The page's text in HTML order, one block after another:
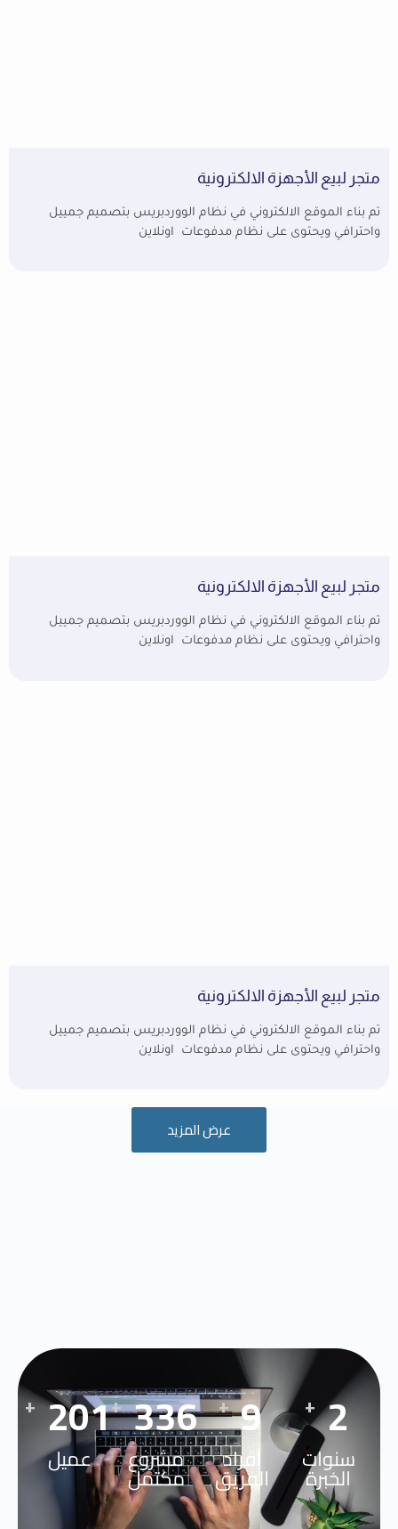
متجر لبيع الأجهزة الالكترونية
تم بناء الموقع الالكتروني في نظام الووردبريس بتصميم جمييل
واحترافي ويحتوى على نظام مدفوعات اونلاين
متجر لبيع الأجهزة الالكترونية
تم بناء الموقع الالكتروني في نظام الووردبريس بتصميم جمييل
واحترافي ويحتوى على نظام مدفوعات اونلاين
متجر لبيع الأجهزة الالكترونية
تم بناء الموقع الالكتروني في نظام الووردبريس بتصميم جمييل
واحترافي ويحتوى على نظام مدفوعات اونلاين
عرض المزيد
3
+
سنوات
الخبرة
13
+
افراد
الفريق
492
+
مشروع
مكتمل
295
+
عميل